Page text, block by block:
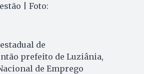
| Foto:
de
prefeito de Luziânia,
de Emprego